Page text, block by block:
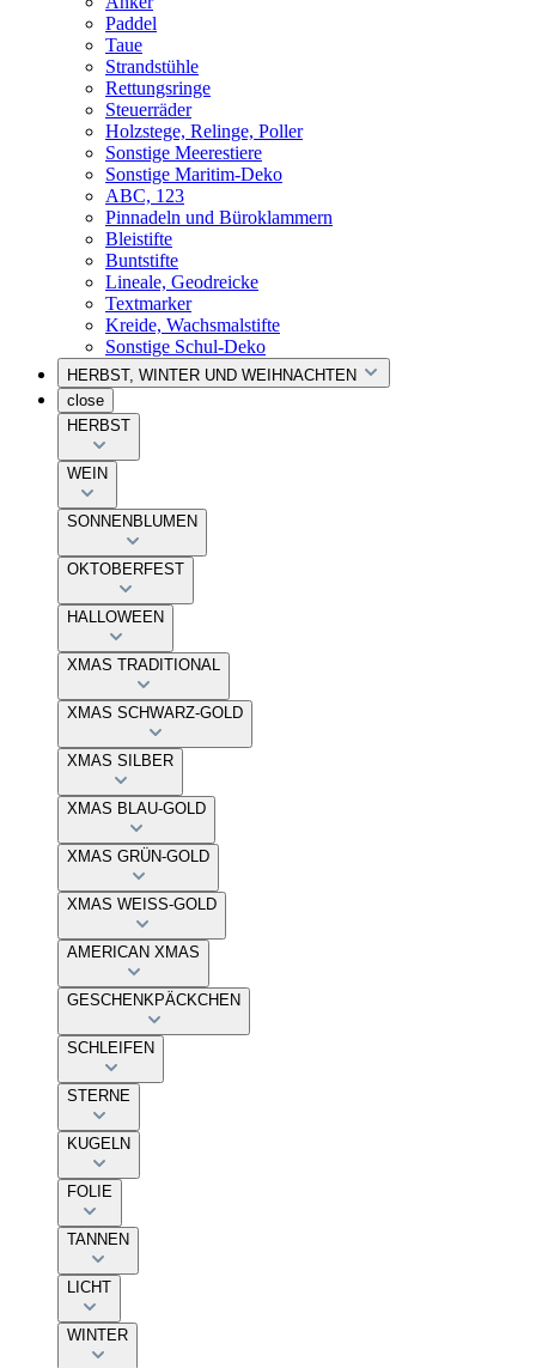
Paddel
Taue
Strandstühle
Rettungsringe
Steuerräder
Holzstege, Relinge, Poller
Sonstige Meerestiere
Sonstige Maritim-Deko
ABC, 123
Pinnadeln und Büroklammern
Bleistifte
Buntstifte
Lineale, Geodreicke
Textmarker
Kreide, Wachsmalstifte
Sonstige Schul-Deko
HERBST, WINTER UND WEIHNACHTEN
close
HERBST
WEIN
SONNENBLUMEN
OKTOBERFEST
HALLOWEEN
XMAS TRADITIONAL
XMAS SCHWARZ-GOLD
XMAS SILBER
XMAS BLAU-GOLD
XMAS GRÜN-GOLD
XMAS WEISS-GOLD
AMERICAN XMAS
GESCHENKPÄCKCHEN
SCHLEIFEN
STERNE
KUGELN
FOLIE
TANNEN
LICHT
WINTER